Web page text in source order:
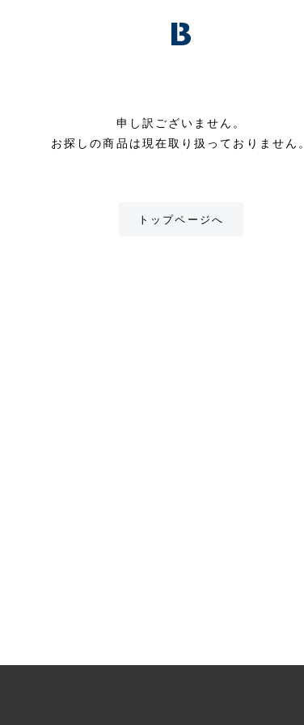
申し訳ございません。
お探しの商品は現在取り扱っておりません。
トップページへ